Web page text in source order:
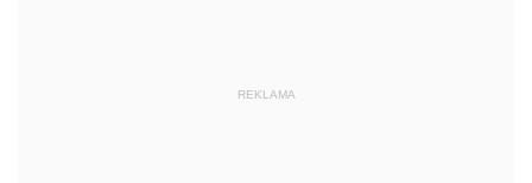
REKLAMA